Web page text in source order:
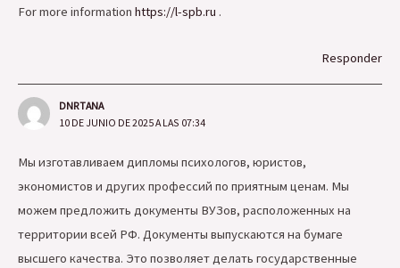
For more information https://l-spb.ru .
Responder
DNRTANA
10 DE JUNIO DE 2025 A LAS 07:34
Мы изготавливаем дипломы психологов, юристов,
экономистов и других профессий по приятным ценам. Мы
можем предложить документы ВУЗов, расположенных на
территории всей РФ. Документы выпускаются на бумаге
высшего качества. Это позволяет делать государственные